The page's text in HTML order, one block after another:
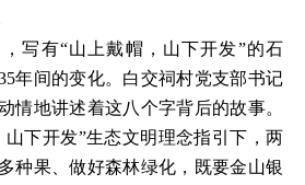
写有“山上戴帽，山下开发”的石
年间的变化。白交祠村党支部书记
情地讲述着这八个字背后的故事。
下开发”生态文明理念指引下，两
种果、做好森林绿化，既要金山银